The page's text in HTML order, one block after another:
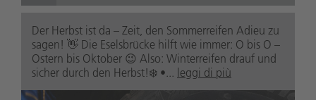
Der Herbst ist da – Zeit, den Sommerreifen Adieu zu
sagen! 👋 Die Eselsbrücke hilft wie immer: O bis O –
Ostern bis Oktober 😉 Also: Winterreifen drauf und
sicher durch den Herbst!❄️ •... leggi di più